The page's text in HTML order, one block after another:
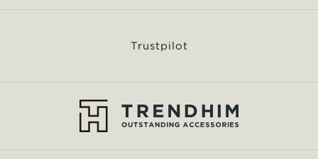
Trustpilot